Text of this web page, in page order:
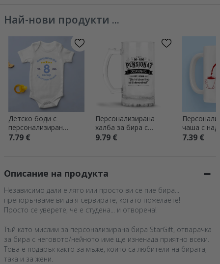
Най-нови продукти ...
Детско боди с
персонализиран
надпис – „Изглеждам
7.79 €
Персонализирана
халба за бира с
надпис – „Пенсионер“
9.79 €
чаша с
Club
7.39 €
Описание на продукта
Независимо дали е лято или просто ви се пие бира...
препоръчваме ви да я сервирате, когато пожелаете!
Просто се уверете, че е студена... и отворена!
Тъй като мислим за персонализирана бира StarGift, отварачка
за бира с неговото/нейното име ще изненада приятно всеки.
Това е подарък както за мъже, които са любители на бирата,
така и за жени.